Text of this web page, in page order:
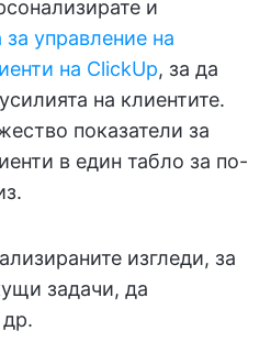
и
управление на
на ClickUp, за да
на клиентите.
показатели за
в един табло за по-
изгледи, за
задачи, да
др.